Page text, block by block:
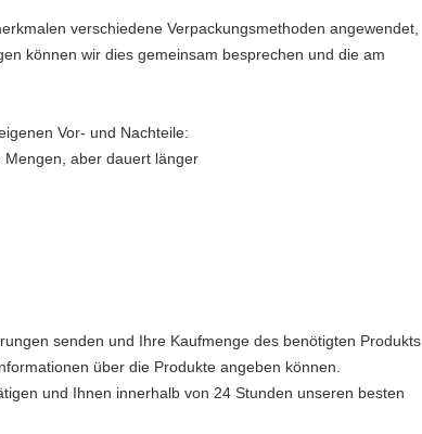
verschiedene Verpackungsmethoden angewendet,
können wir dies gemeinsam besprechen und die am
Vor- und Nachteile:
aber dauert länger
senden und Ihre Kaufmenge des benötigten Produkts
über die Produkte angeben können.
und Ihnen innerhalb von 24 Stunden unseren besten